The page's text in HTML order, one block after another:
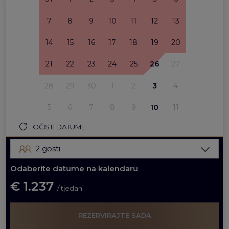
7 8 9 10 11 12 13
14 15 16 17 18 19 20
21 22 23 24 25 26 27
28 29 30 1 2 3 4
5 6 7 8 9 10 11
OČISTI DATUME
Odaberite datume na kalendaru
2 gosti
€ 1.237 / tjedan
REZERVIRAJTE SADA